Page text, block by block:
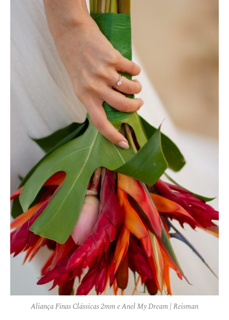
Aliança Finas Clássicas 2mm e Anel My Dream | Reisman